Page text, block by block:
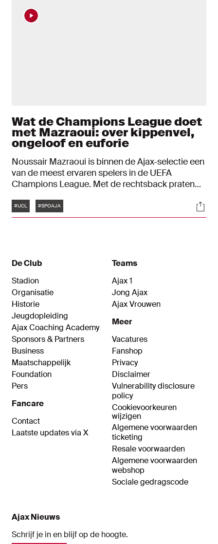
Wat de Champions League doet
met Mazraoui: over kippenvel,
ongeloof en euforie
Noussair Mazraoui is binnen de Ajax-selectie een
van de meest ervaren spelers in de UEFA
Champions League. Met de rechtsback praten
Tags
#UCL #SPOAJA
De Club
Stadion
Organisatie
Historie
Jeugdopleiding
Ajax Coaching Academy
Sponsors & Partners
Business
Maatschappelijk
Foundation
Pers
Fancare
Contact
Laatste updates via X
Teams
Ajax 1
Jong Ajax
Ajax Vrouwen
Meer
Vacatures
Fanshop
Privacy
Disclaimer
Vulnerability disclosure
policy
Cookievoorkeuren
wijzigen
Algemene voorwaarden
ticketing
Resale voorwaarden
Algemene voorwaarden
webshop
Sociale gedragscode
Ajax Nieuws
Schrijf je in en blijf op de hoogte.